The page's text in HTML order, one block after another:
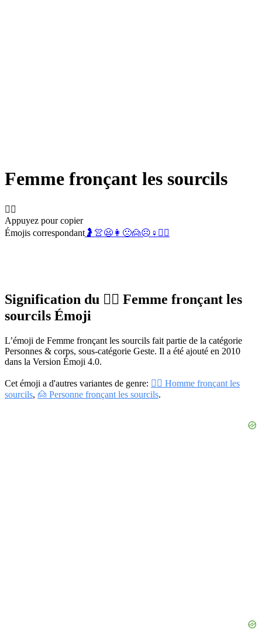
Femme fronçant les sourcils
🙍‍♀️
Appuyez pour copier
Émojis correspondant 🤰 👚😦 👩 🙁🙍☹️ ♀️ 🙍‍♂️
Signification du 🙍‍♀️ Femme fronçant les
sourcils Émoji
L’émoji de Femme fronçant les sourcils fait partie de la catégorie
Personnes & corps, sous-catégorie Geste. Il a été ajouté en 2010
dans la Version Émoji 4.0.
Cet émoji a d'autres variantes de genre: 🙍‍♂️ Homme fronçant les
sourcils, 🙍 Personne fronçant les sourcils.